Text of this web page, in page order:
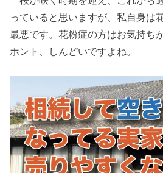
っていると思いますが、私自身は
最悪です。花粉症の方はお気持ち
ホント、しんどいですよね。